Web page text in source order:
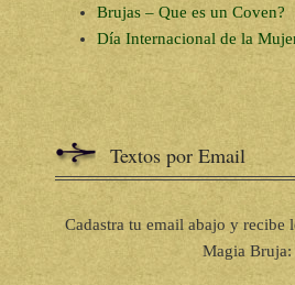
Brujas – Que es un Coven?
Día Internacional de la
Textos por Email
Cadastra tu email abajo y recibe
Magia Bruja: